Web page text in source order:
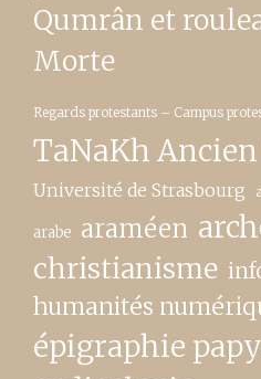
Qumrân et
Morte
Regards protestants – Campus
TaNaKh
Université de Strasbourg
arabe araméen
christianisme
humanités
épigraphie